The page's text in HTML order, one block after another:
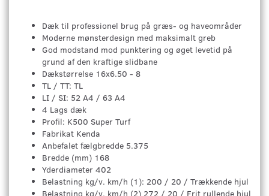
Dæk til professionel brug på græs- og haveområder
Moderne mønsterdesign med maksimalt greb
God modstand mod punktering og øget levetid på
grund af den kraftige slidbane
Dækstørrelse 16x6.50 - 8
TL / TT: TL
LI / SI: 52 A4 / 63 A4
4 Lags dæk
Profil: K500 Super Turf
Fabrikat Kenda
Anbefalet fælgbredde 5.375
Bredde (mm) 168
Yderdiameter 402
Belastning kg/v. km/h (1): 200 / 20 / Trækkende hjul
Belastning kg/v. km/h (2) 272 / 20 / Frit rullende hjul